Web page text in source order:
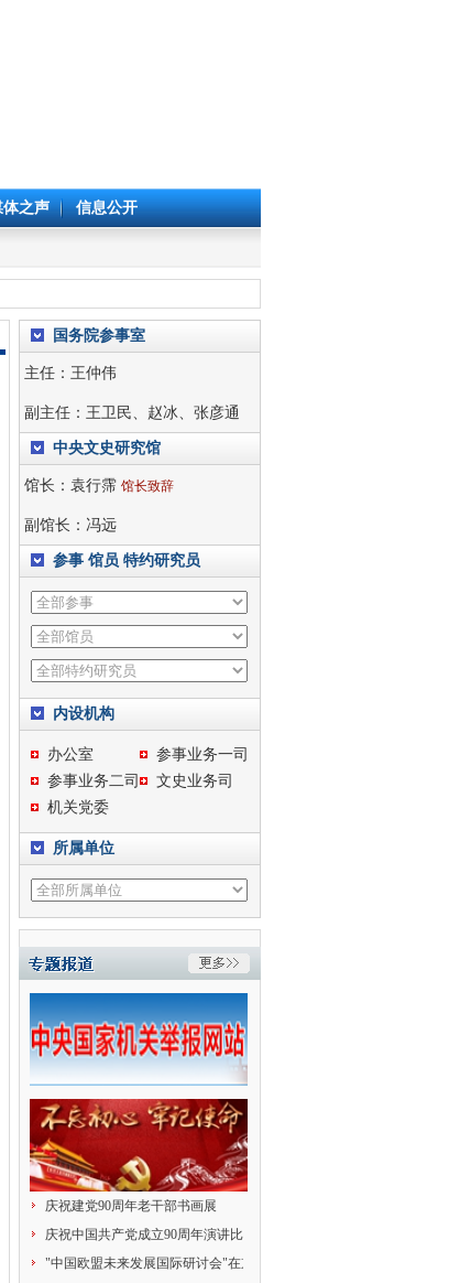
体之声 信息公开
国务院参事室
主任： 王仲伟
副主任： 王卫民、 赵冰、 张彦通
中央文史研究馆
馆长： 袁行霈 馆长致辞
副馆长： 冯远
参事 馆员 特约研究员
内设机构
办公室
参事业务一司
参事业务二司
文史业务司
机关党委
所属单位
庆祝建党90周年老干部书画展
庆祝中国共产党成立90周年演讲比赛
"中国欧盟未来发展国际研讨会"在京举行